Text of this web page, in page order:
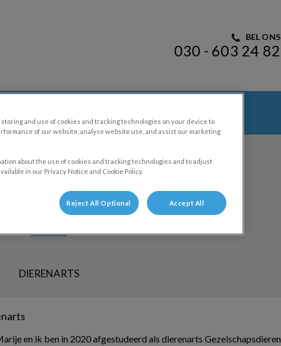
BEL ONS
030 - 603 24 82
Marije
DIERENARTS
en ik ben in 2020 afgestudeerd als dierenarts Gezelschapsdieren
storing and use of cookies and tracking technologies on your device to
of our website, analyse website use, and assist our marketing
about the use of cookies and tracking technologies and to adjust
in our Privacy Notice and Cookie Policy.
Reject All Optional Accept All